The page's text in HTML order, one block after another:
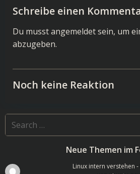
navigation
Schreibe einen
Du musstangemeldetsein, um
abzugeben.
Noch keine Reaktion
Search
for:
Neue Themen im
Linux intern verstehen